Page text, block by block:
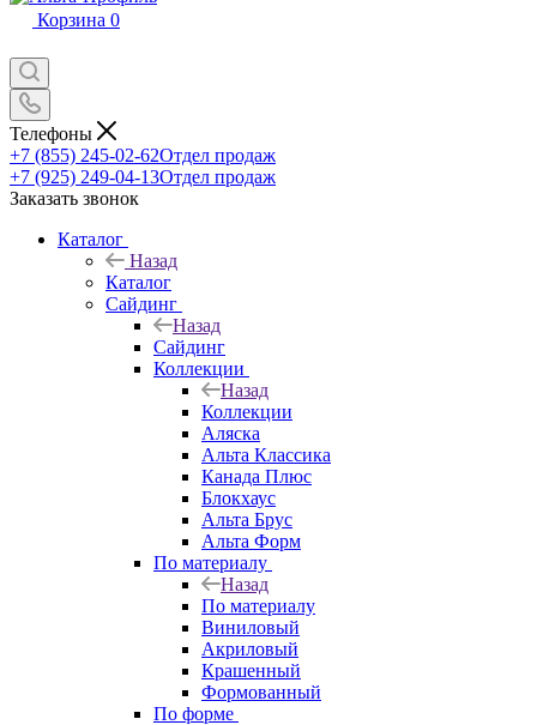
Корзина 0
Телефоны
+7 (855) 245-02-62Отдел продаж
+7 (925) 249-04-13Отдел продаж
Заказать звонок
Каталог
Назад
Каталог
Сайдинг
Назад
Сайдинг
Коллекции
Назад
Коллекции
Аляска
Альта Классика
Канада Плюс
Блокхаус
Альта Брус
Альта Форм
По материалу
Назад
По материалу
Виниловый
Акриловый
Крашенный
Формованный
По форме